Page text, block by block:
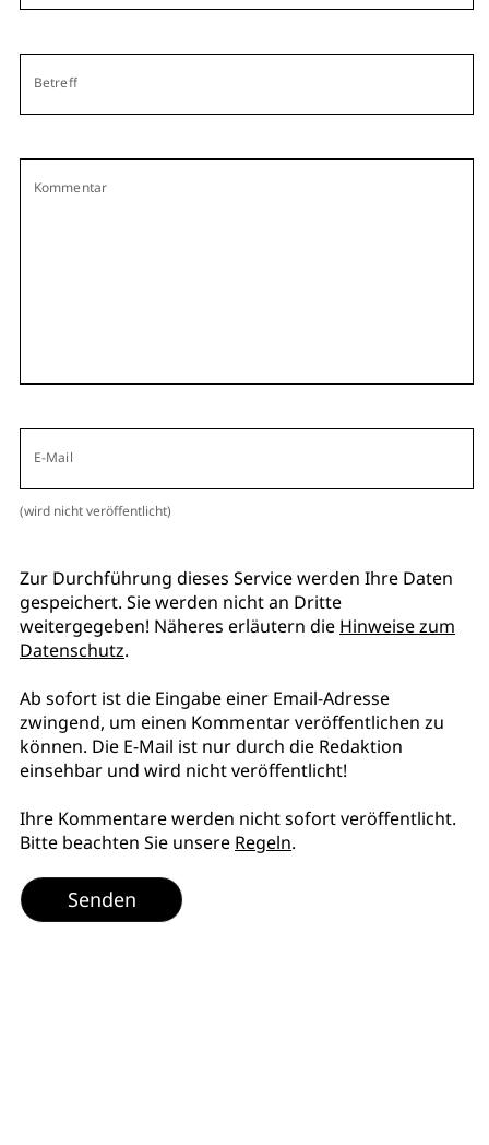
Betreff
Kommentar
E-Mail
(wird nicht veröffentlicht)
Zur Durchführung dieses Service werden Ihre Daten
gespeichert. Sie werden nicht an Dritte
weitergegeben! Näheres erläutern die Hinweise zum
Datenschutz.
Ab sofort ist die Eingabe einer Email-Adresse
zwingend, um einen Kommentar veröffentlichen zu
können. Die E-Mail ist nur durch die Redaktion
einsehbar und wird nicht veröffentlicht!
Ihre Kommentare werden nicht sofort veröffentlicht.
Bitte beachten Sie unsere Regeln.
Senden